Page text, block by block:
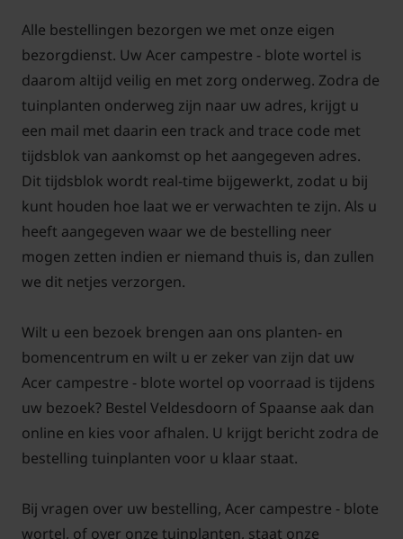
60/80 5-6 planten
planten
U kunt de gewenste maatvoering selecteren en
vervolgens het aantal bepalen. Dit aantal kunt u
eventueel nog wijzigen in uw winkelmand.
Let op!
De wortels zijn niet meegerekend bij de
hoogtemaat van de plant. Het is de
grond.
Veelgestelde vragen over Acer
Hoe snel groeit Acer campestre?
Alle bestellingen bezorgen we met onze eigen
bezorgdienst. Uw Acer campestre - blote wortel is
daarom altijd veilig en met zorg onderweg. Zodra de
tuinplanten onderweg zijn naar uw adres, krijgt u
een mail met daarin een track and trace code met
tijdsblok van aankomst op het aangegeven adres.
Dit tijdsblok wordt real-time bijgewerkt, zodat u bij
kunt houden hoe laat we er verwachten te zijn. Als u
heeft aangegeven waar we de bestelling neer
mogen zetten indien er niemand thuis is, dan zullen
we dit netjes verzorgen.
Wilt u een bezoek brengen aan ons planten- en
bomencentrum en wilt u er zeker van zijn dat uw
Acer campestre - blote wortel op voorraad is tijdens
uw bezoek? Bestel Veldesdoorn of Spaanse aak dan
online en kies voor afhalen. U krijgt bericht zodra de
bestelling tuinplanten voor u klaar staat.
Bij vragen over uw bestelling, Acer campestre - blote
wortel, of over onze tuinplanten, staat onze